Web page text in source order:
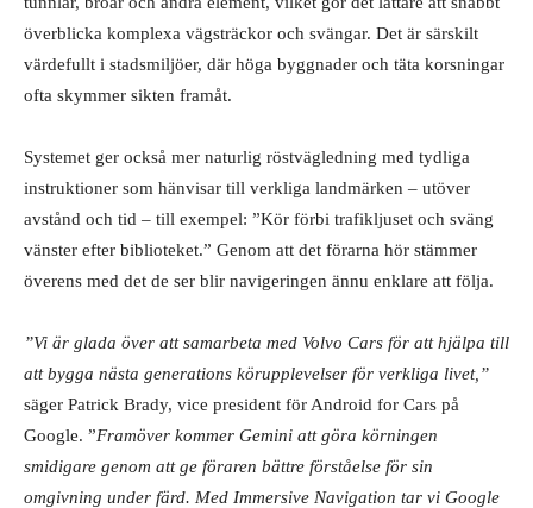
överblicka komplexa vägsträckor och svängar. Det är särskilt
värdefullt i stadsmiljöer, där höga byggnader och täta korsningar
ofta skymmer sikten framåt.
Systemet ger också mer naturlig röstvägledning med tydliga
instruktioner som hänvisar till verkliga landmärken – utöver
avstånd och tid – till exempel: ”Kör förbi trafikljuset och sväng
vänster efter biblioteket.” Genom att det förarna hör stämmer
överens med det de ser blir navigeringen ännu enklare att följa.
”Vi är glada över att samarbeta med Volvo Cars för att hjälpa till
att bygga nästa generations körupplevelser för verkliga livet,”
säger Patrick Brady, vice president för Android for Cars på
Google. ”Framöver kommer Gemini att göra körningen
smidigare genom att ge föraren bättre förståelse för sin
omgivning under färd. Med Immersive Navigation tar vi Google